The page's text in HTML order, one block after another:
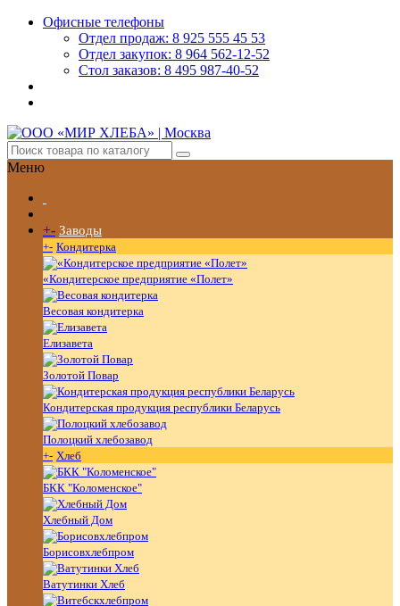
Офисные телефоны
Отдел продаж: 8 925 555 45 53
Отдел закупок: 8 964 562-12-52
Стол заказов: 8 495 987-40-52
Меню
+- Заводы
+- Кондитерка
«Кондитерское предприятие «Полет»
Весовая кондитерка
Елизавета
Золотой Повар
Кондитерская продукция республики Беларусь
Полоцкий хлебозавод
+- Хлеб
БКК "Коломенское"
Хлебный Дом
Борисовхлебпром
Ватутинки Хлеб